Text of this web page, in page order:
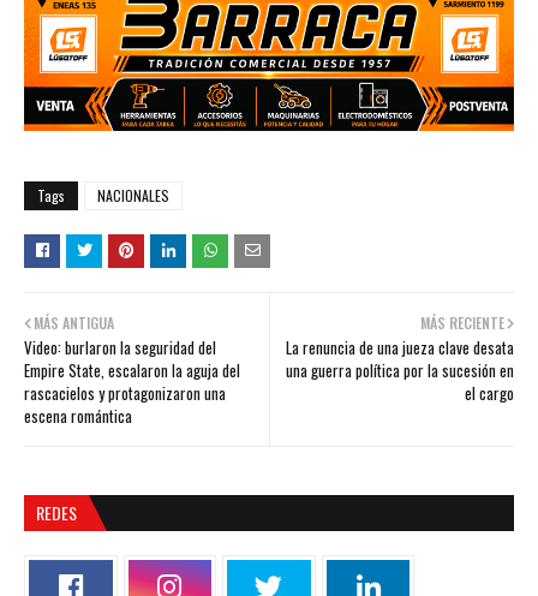
Tags NACIONALES
MÁS RECIENTE
La renuncia de una jueza clave desata
una guerra política por la sucesión en
el cargo
MÁS ANTIGUA
Video: burlaron la seguridad del
Empire State, escalaron la aguja del
rascacielos y protagonizaron una
escena romántica
REDES